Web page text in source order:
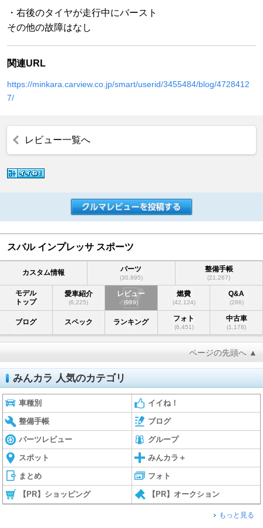
・右後のタイヤが走行中にバースト
その他の故障はなし
関連URL
https://minkara.carview.co.jp/smart/userid/3455484/blog/4728412
7/
レビュー一覧へ
スバル インプレッサ スポーツ
カスタム情報 パーツ
(30,895)
整備手帳
(21,267)
モデル
トップ
愛車紹介
(6,225)
レビュー
(989)
燃費
(42,124)
Q&A
(286)
ブログ スペック ランキング フォト
(6,451)
中古車
(1,178)
ページの先頭へ ▲
みんカラ 人気のカテゴリ
車種別 イイね！
整備手帳 ブログ
パーツレビュー グループ
スポット みんカラ＋
まとめ フォト
【PR】ショッピング 【PR】オークション
もっと見る